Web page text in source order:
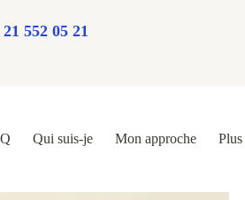
21 552 05 21
Qui suis-je Mon approche Plus